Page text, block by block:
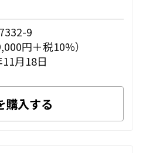
9
円＋税10%）
月18日
購入する